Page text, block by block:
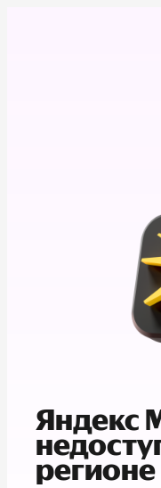
Яндекс
регионе